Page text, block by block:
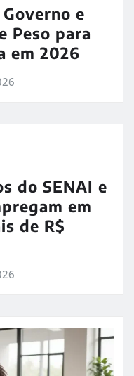
e
Peso para
em 2026
do SENAI e
em
de R$